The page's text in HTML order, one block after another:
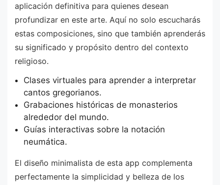
aplicación definitiva para quienes desean
profundizar en este arte. Aquí no solo escucharás
estas composiciones, sino que también aprenderás
su significado y propósito dentro del contexto
religioso.
Clases virtuales para aprender a interpretar
cantos gregorianos.
Grabaciones históricas de monasterios
alrededor del mundo.
Guías interactivas sobre la notación
neumática.
El diseño minimalista de esta app complementa
perfectamente la simplicidad y belleza de los